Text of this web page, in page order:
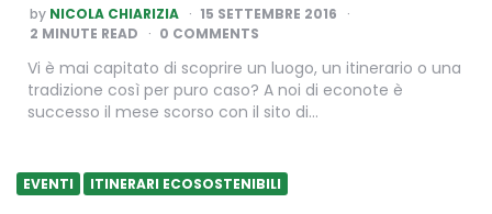
POSTED
BY
by NICOLA CHIARIZIA
15 SETTEMBRE 2016
2 MINUTE READ 0 COMMENTS
Vi è mai capitato di scoprire un luogo, un itinerario o una
tradizione così per puro caso? A noi di econote è
successo il mese scorso con il sito di…
EVENTI ITINERARI ECOSOSTENIBILI